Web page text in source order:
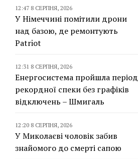
12:47 8 СЕРПНЯ, 2026
У Німеччині помітили дрони
над базою, де ремонтують
Patriot
12:31 8 СЕРПНЯ, 2026
Енергосистема пройшла період
рекордної спеки без графіків
відключень – Шмигаль
12:20 8 СЕРПНЯ, 2026
У Миколаєві чоловік забив
знайомого до смерті сапою